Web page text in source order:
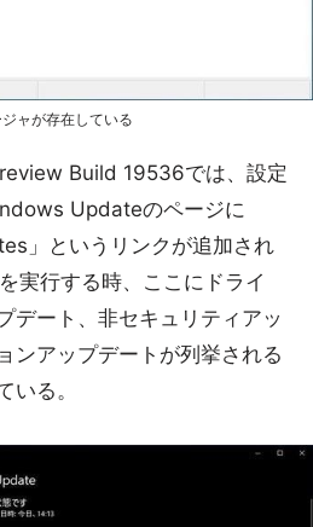
ャが存在している
Build 19536では、設定
Updateのページに
」というリンクが追加され
実行する時、ここにドライ
デート、非セキュリティアッ
ンアップデートが列挙される
いる。